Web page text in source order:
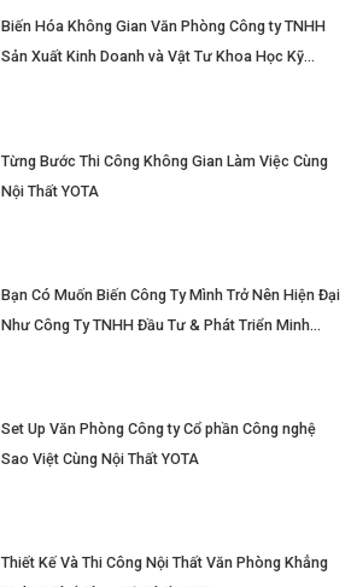
Biến Hóa Không Gian Văn Phòng Công ty TNHH
Sản Xuất Kinh Doanh và Vật Tư Khoa Học Kỹ
Từng Bước Thi Công Không Gian Làm Việc Cùng
Nội Thất YOTA
Bạn Có Muốn Biến Công Ty Mình Trở Nên Hiện Đại
Như Công Ty TNHH Đầu Tư & Phát Triển Minh
Set Up Văn Phòng Công ty Cổ phần Công nghệ
Sao Việt Cùng Nội Thất YOTA
Thiết Kế Và Thi Công Nội Thất Văn Phòng Khẳng